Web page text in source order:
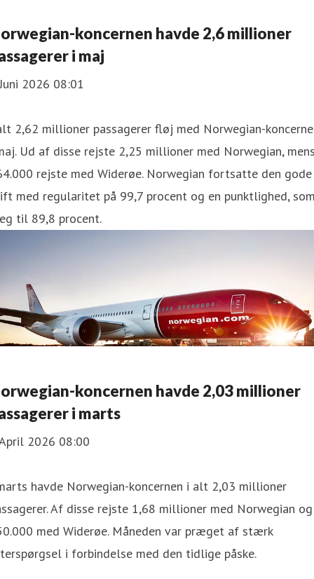
koncernen havde 2,6 millioner
i maj
2026 08:01
2,62 millioner passagerer fløj med Norwegian-
Ud af disse rejste 2,25 millioner med Norwegian,
rejste med Widerøe. Norwegian fortsatte den gode
med regularitet på 99,7 procent og en punktlighed,
til 89,8 procent.
koncernen havde 2,03 millioner
i marts
2026 08:00
havde Norwegian-koncernen i alt 2,03 millioner
Af disse rejste 1,68 millioner med Norwegian og
med Widerøe. Måneden var præget af stærk
i forbindelse med den tidlige påske.